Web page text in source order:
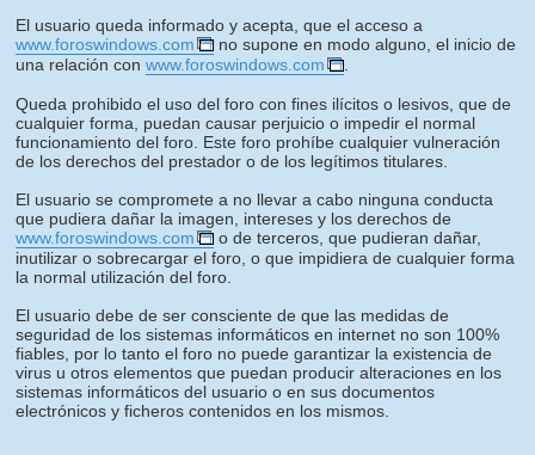
El usuario queda informado y acepta, que el acceso a
www.foroswindows.com
no supone en modo alguno, el inicio de
una relación con www.foroswindows.com
Queda prohibido el uso del foro con fines ilícitos o lesivos, que de
cualquier forma, puedan causar perjuicio o impedir el normal
funcionamiento del foro. Este foro prohíbe cualquier vulneración
de los derechos del prestador o de los legítimos titulares.
El usuario se compromete a no llevar a cabo ninguna conducta
que pudiera dañar la imagen, intereses y los derechos de
www.foroswindows.com
o de terceros, que pudieran dañar,
inutilizar o sobrecargar el foro, o que impidiera de cualquier forma
la normal utilización del foro.
El usuario debe de ser consciente de que las medidas de
seguridad de los sistemas informáticos en internet no son 100%
fiables, por lo tanto el foro no puede garantizar la existencia de
virus u otros elementos que puedan producir alteraciones en los
sistemas informáticos del usuario o en sus documentos
electrónicos y ficheros contenidos en los mismos.